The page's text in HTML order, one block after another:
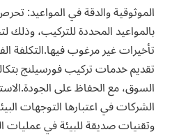
الموثوقية والدقة في المواعيد:
بالمواعيد المحددة للتركيب، وذلك
تأخيرات غير مرغوب فيها.التكلفة
تقديم خدمات تركيب فورسيلنج
السوق، مع الحفاظ على
الشركات في اعتبارها التوجهات
وتقنيات صديقة للبيئة في عمليات